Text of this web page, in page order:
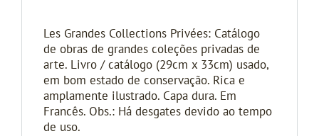
Les Grandes Collections Privées: Catálogo
de obras de grandes coleções privadas de
arte. Livro / catálogo (29cm x 33cm) usado,
em bom estado de conservação. Rica e
amplamente ilustrado. Capa dura. Em
Francês. Obs.: Há desgates devido ao tempo
de uso.